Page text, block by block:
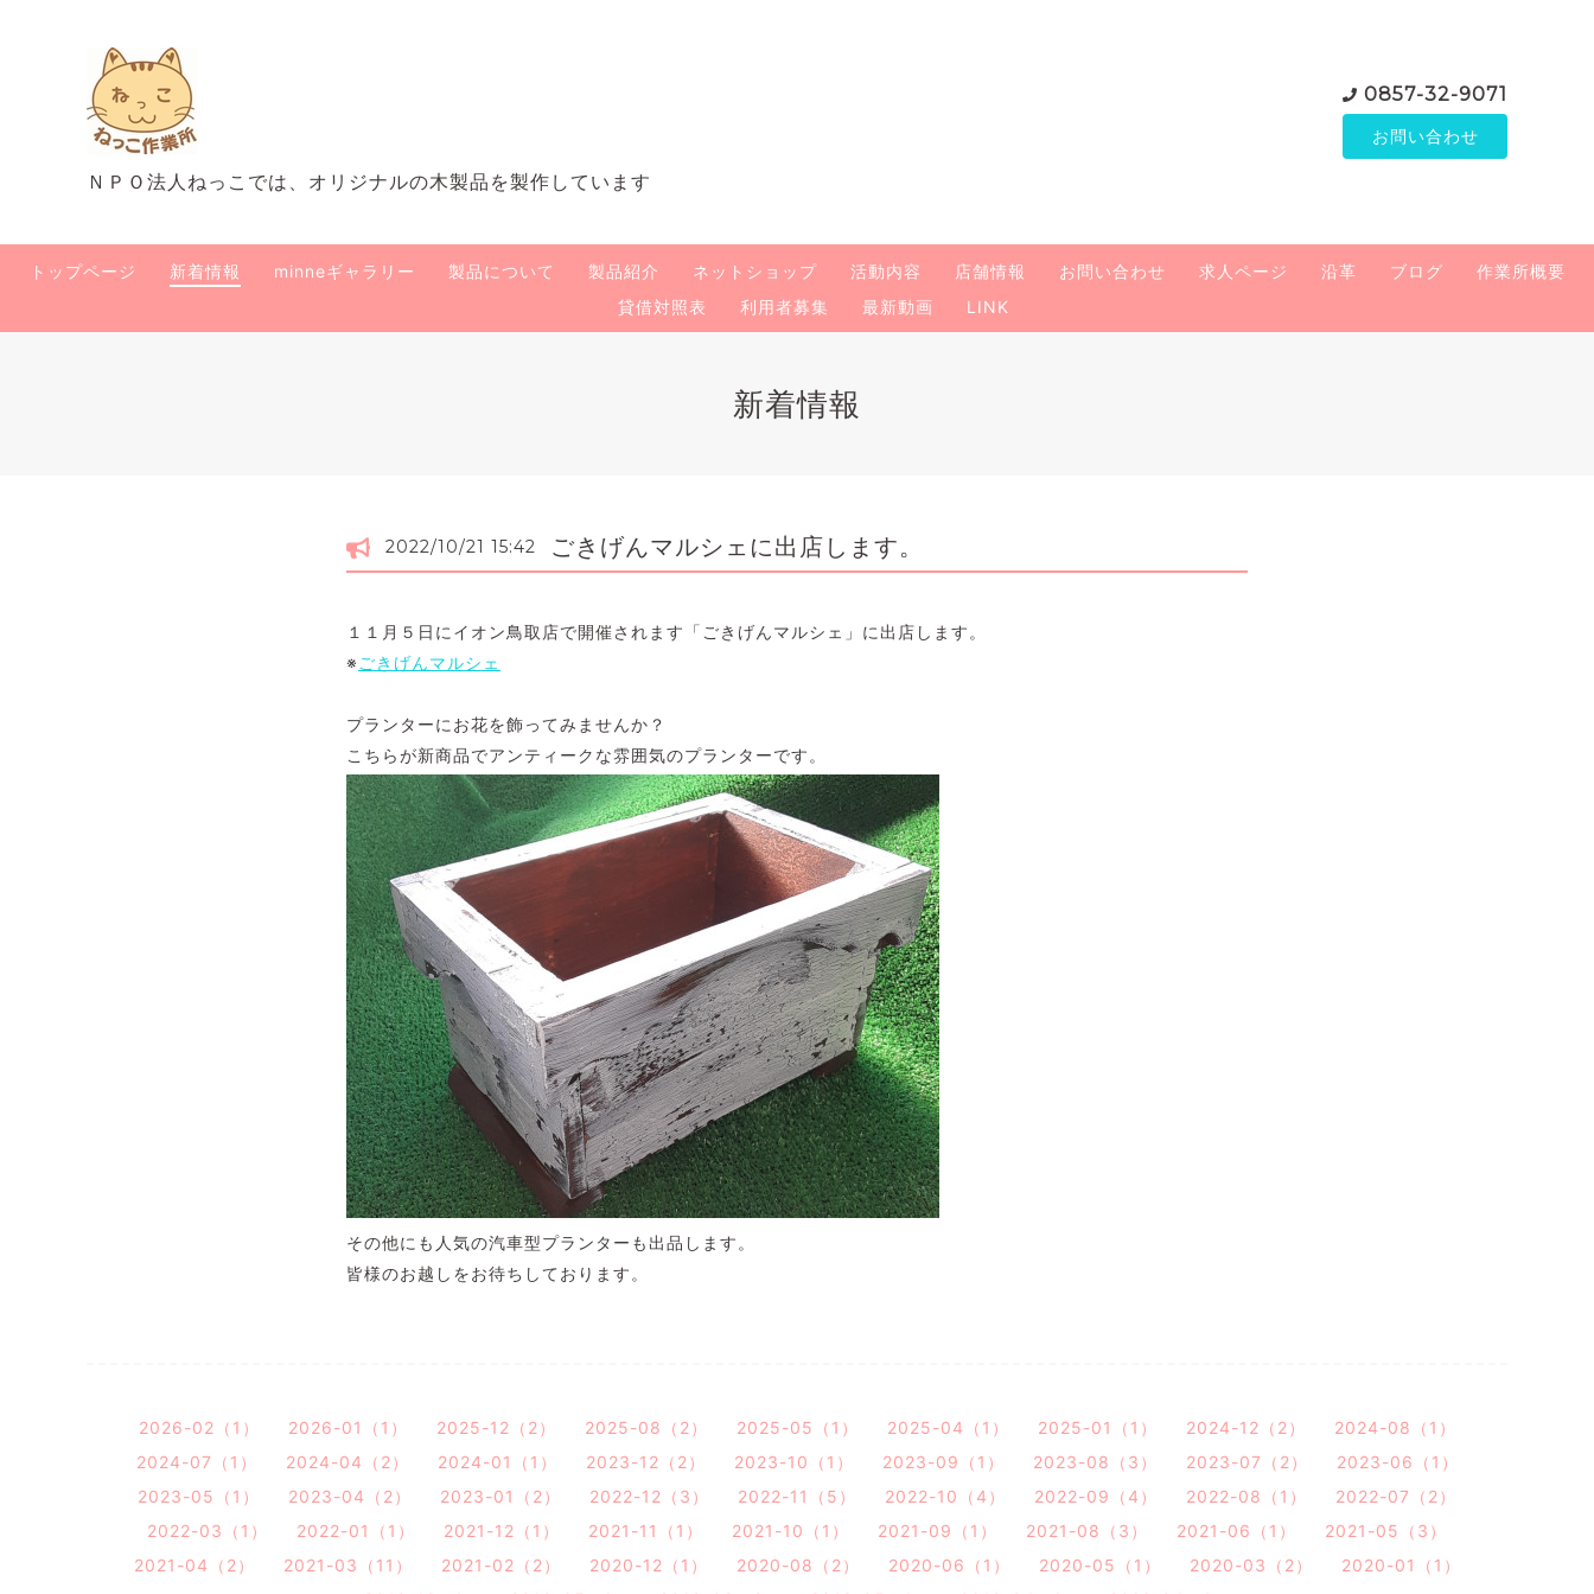
ＮＰＯ法人ねっこでは、オリジナルの木製品を製作しています
0857-32-9071
お問い合わせ
トップページ 新着情報 minneギャラリー 製品について 製品紹介 ネットショップ 活動内容 店舗情報 お問い合わせ 求人ページ 沿革 ブログ
作業所概要
貸借対照表
利用者募集 最新動画 LINK
新着情報
2022/10/21 15:42 ごきげんマルシェに出店します。
１１月５日にイオン鳥取店で開催されます「ごきげんマルシェ」に出店します。
※ ごきげんマルシェ
プランターにお花を飾ってみませんか？
こちらが新商品でアンティークな雰囲気のプランターです。
その他にも人気の汽車型プランターも出品します。
皆様のお越しをお待ちしております。
2026-02（1） 2026-01（1） 2025-12（2） 2025-08（2） 2025-05（1） 2025-04（1） 2025-01（1） 2024-12（2）
2024-08（1）
2024-07（1）
2024-04（2） 2024-01（1） 2023-12（2） 2023-10（1） 2023-09（1） 2023-08（3） 2023-07（2）
2023-06（1）
2023-05（1）
2023-04（2） 2023-01（2） 2022-12（3） 2022-11（5） 2022-10（4） 2022-09（4） 2022-08（1）
2022-07（2）
2022-03（1）
2022-01（1） 2021-12（1） 2021-11（1） 2021-10（1） 2021-09（1） 2021-08（3） 2021-06（1）
2021-05（3）
2021-04（2）
2021-03（11） 2021-02（2） 2020-12（1） 2020-08（2） 2020-06（1） 2020-05（1） 2020-03（2）
2020-01（1）